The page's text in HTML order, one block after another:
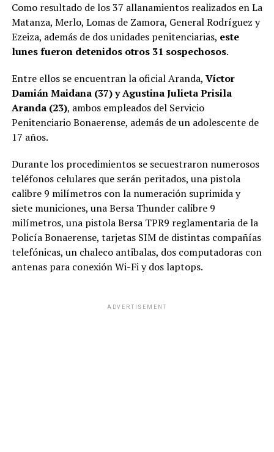
Como resultado de los 37 allanamientos realizados en La
Matanza, Merlo, Lomas de Zamora, General Rodríguez y
Ezeiza, además de dos unidades penitenciarias, este
lunes fueron detenidos otros 31 sospechosos.
Entre ellos se encuentran la oficial Aranda, Víctor
Damián Maidana (37) y Agustina Julieta Prisila
Aranda (23), ambos empleados del Servicio
Penitenciario Bonaerense, además de un adolescente de
17 años.
Durante los procedimientos se secuestraron numerosos
teléfonos celulares que serán peritados, una pistola
calibre 9 milímetros con la numeración suprimida y
siete municiones, una Bersa Thunder calibre 9
milímetros, una pistola Bersa TPR9 reglamentaria de la
Policía Bonaerense, tarjetas SIM de distintas compañías
telefónicas, un chaleco antibalas, dos computadoras con
antenas para conexión Wi-Fi y dos laptops.
ADVERTISEMENT